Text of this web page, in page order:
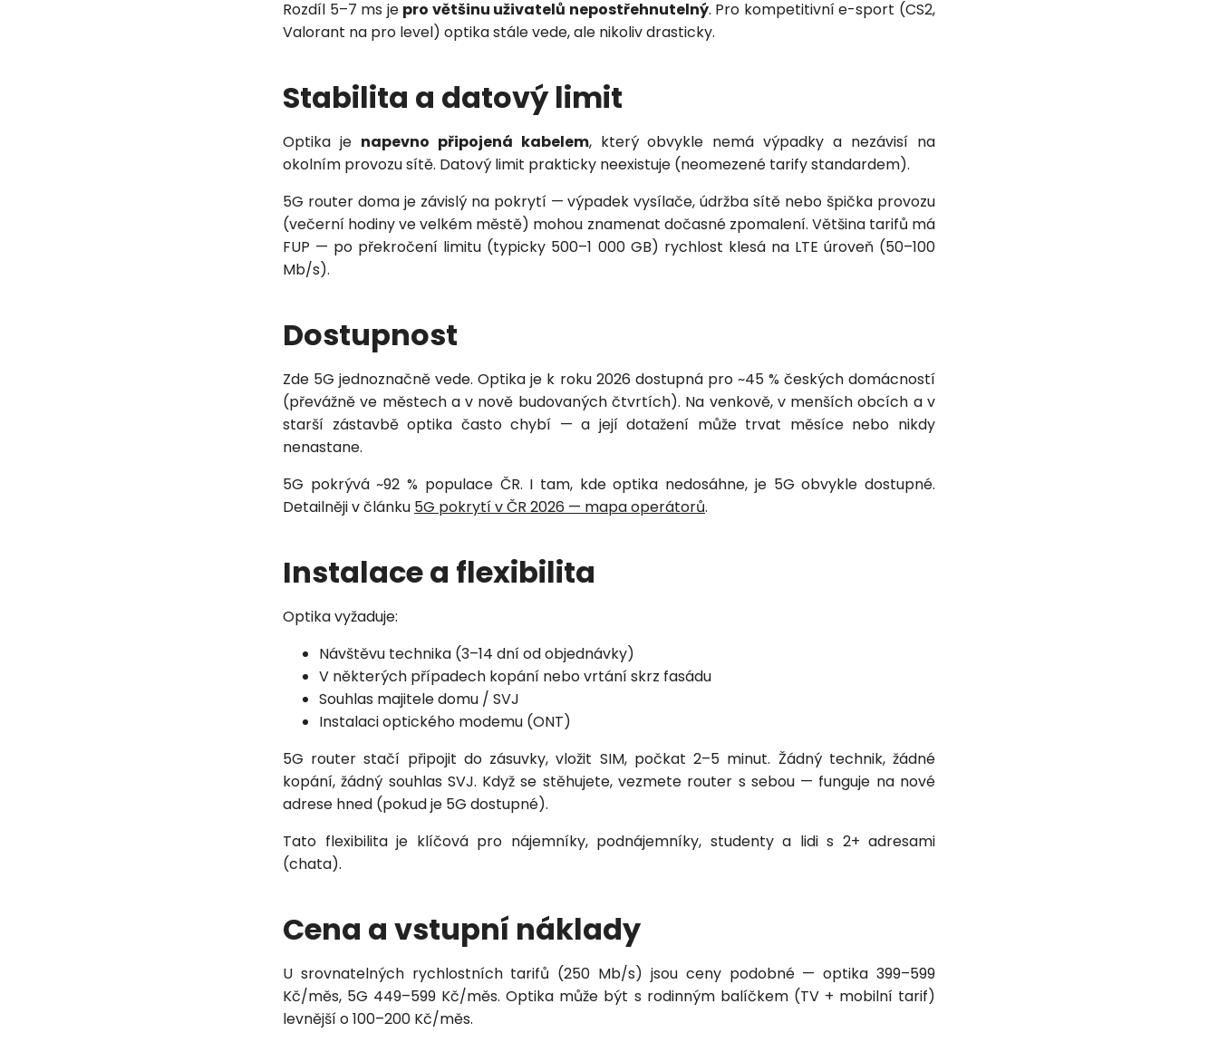
Rozdíl 5–7 ms je pro většinu uživatelů nepostřehnutelný. Pro kompetitivní e-sport (CS2,
Valorant na pro level) optika stále vede, ale nikoliv drasticky.
Stabilita a datový limit
Optika je napevno připojená kabelem, který obvykle nemá výpadky a nezávisí na
okolním provozu sítě. Datový limit prakticky neexistuje (neomezené tarify standardem).
5G router doma je závislý na pokrytí — výpadek vysílače, údržba sítě nebo špička provozu
(večerní hodiny ve velkém městě) mohou znamenat dočasné zpomalení. Většina tarifů má
FUP — po překročení limitu (typicky 500–1 000 GB) rychlost klesá na LTE úroveň (50–100
Mb/s).
Dostupnost
Zde 5G jednoznačně vede. Optika je k roku 2026 dostupná pro ~45 % českých domácností
(převážně ve městech a v nově budovaných čtvrtích). Na venkově, v menších obcích a v
starší zástavbě optika často chybí — a její dotažení může trvat měsíce nebo nikdy
nenastane.
5G pokrývá ~92 % populace ČR. I tam, kde optika nedosáhne, je 5G obvykle dostupné.
Detailněji v článku 5G pokrytí v ČR 2026 — mapa operátorů.
Instalace a flexibilita
Optika vyžaduje:
Návštěvu technika (3–14 dní od objednávky)
V některých případech kopání nebo vrtání skrz fasádu
Souhlas majitele domu / SVJ
Instalaci optického modemu (ONT)
5G router stačí připojit do zásuvky, vložit SIM, počkat 2–5 minut. Žádný technik, žádné
kopání, žádný souhlas SVJ. Když se stěhujete, vezmete router s sebou — funguje na nové
adrese hned (pokud je 5G dostupné).
Tato flexibilita je klíčová pro nájemníky, podnájemníky, studenty a lidi s 2+ adresami
(chata).
Cena a vstupní náklady
U srovnatelných rychlostních tarifů (250 Mb/s) jsou ceny podobné — optika 399–599
Kč/měs, 5G 449–599 Kč/měs. Optika může být s rodinným balíčkem (TV + mobilní tarif)
levnější o 100–200 Kč/měs.